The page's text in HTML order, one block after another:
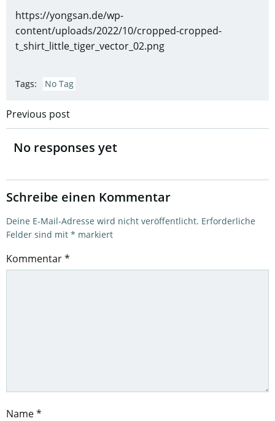
https://yongsan.de/wp-
content/uploads/2022/10/cropped-cropped-
t_shirt_little_tiger_vector_02.png
Tags: No Tag
Post
navigation
Previous post
No responses yet
Schreibe einen Kommentar
Deine E-Mail-Adresse wird nicht veröffentlicht. Erforderliche
Felder sind mit * markiert
Kommentar*
Name*